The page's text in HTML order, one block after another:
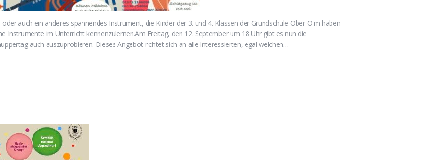
auch ein anderes spannendes Instrument, die Kinder der 3. und 4. Klassen der Grundschule Ober-Olm haben
Instrumente im Unterricht kennenzulernen.Am Freitag, den 12. September um 18 Uhr gibt es nun die
auch auszuprobieren. Dieses Angebot richtet sich an alle Interessierten, egal welchen…